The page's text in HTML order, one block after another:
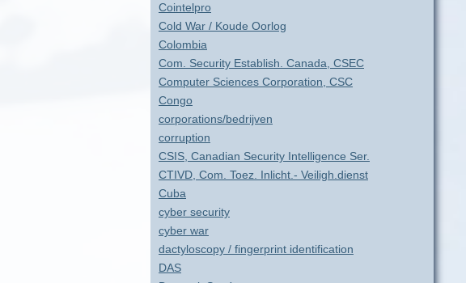
Cointelpro
Cold War / Koude Oorlog
Colombia
Com. Security Establish. Canada, CSEC
Computer Sciences Corporation, CSC
Congo
corporations/bedrijven
corruption
CSIS, Canadian Security Intelligence Ser.
CTIVD, Com. Toez. Inlicht.- Veiligh.dienst
Cuba
cyber security
cyber war
dactyloscopy / fingerprint identification
DAS